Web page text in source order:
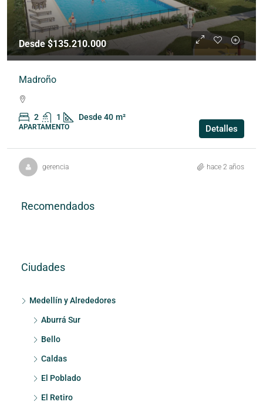
Desde $135.210.000
Madroño
2 1 Desde 40 m²
APARTAMENTO Detalles
gerencia hace 2 años
Recomendados
Ciudades
Medellín y Alrededores
Aburrá Sur
Bello
Caldas
El Poblado
El Retiro